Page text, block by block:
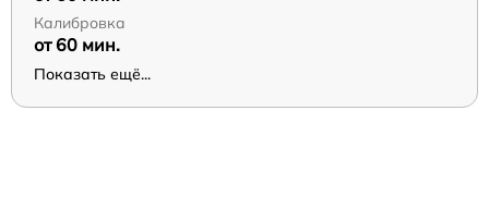
Калибровка
от 60 мин.
Показать ещё...